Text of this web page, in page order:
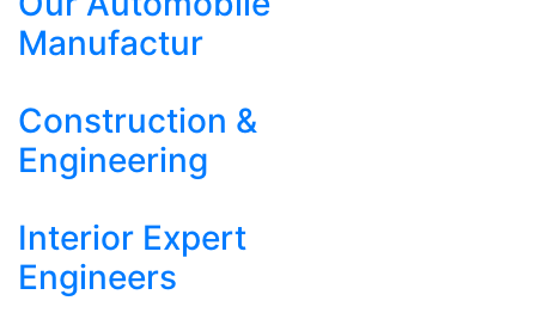
Manufactur
Construction &
Engineering
Interior Expert
Engineers